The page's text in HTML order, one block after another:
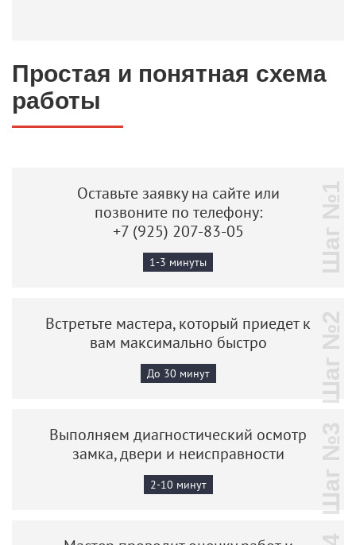
Простая и понятная схема
работы
Оставьте заявку на сайте или
позвоните по телефону:
+7 (925) 207-83-05
1-3 минуты Шаг №1
Встретьте мастера, который приедет к
вам максимально быстро
До 30 минут Шаг №2
Выполняем диагностический осмотр
замка, двери и неисправности
2-10 минут Шаг №3